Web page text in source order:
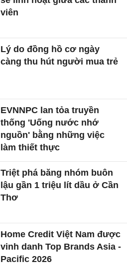
viên
Lý do đồng hồ cơ ngày
càng thu hút người mua trẻ
EVNNPC lan tỏa truyền
thống 'Uống nước nhớ
nguồn' bằng những việc
làm thiết thực
Triệt phá băng nhóm buôn
lậu gần 1 triệu lít dầu ở Cần
Thơ
Home Credit Việt Nam được
vinh danh Top Brands Asia -
Pacific 2026